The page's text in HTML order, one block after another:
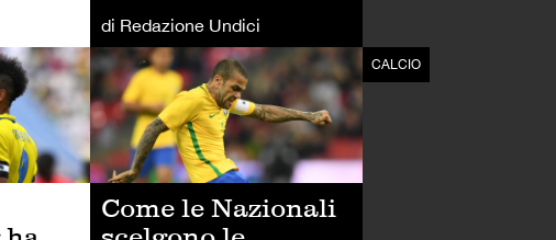
di Redazione Undici
CALCIO CALCIO
Come le Nazionali